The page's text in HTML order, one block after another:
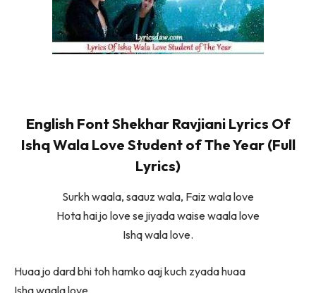
English Font Shekhar Ravjiani Lyrics Of
Ishq Wala Love Student of The Year (Full
Lyrics)
Surkh waala, saauz wala, Faiz wala love
Hota hai jo love se jiyada waise waala love
Ishq wala love.
Huaa jo dard bhi toh hamko aaj kuch zyada huaa
Ishq waala love